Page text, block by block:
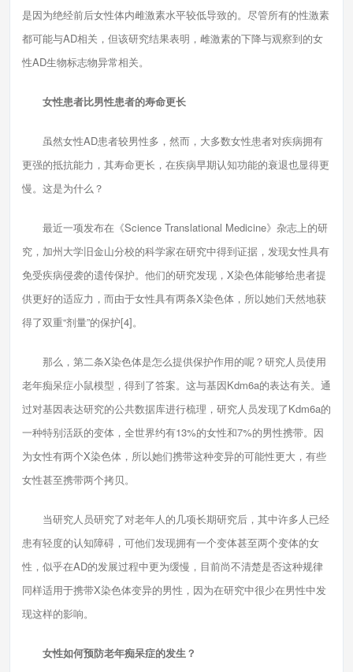
是因为绝经前后女性体内雌激素水平较低导致的。尽管所有的性激素
都可能与AD相关，但该研究结果表明，雌激素的下降与观察到的女
性AD生物标志物异常相关。
女性患者比男性患者的寿命更长
虽然女性AD患者较男性多，然而，大多数女性患者对疾病拥有
更强的抵抗能力，其寿命更长，在疾病早期认知功能的衰退也显得更
慢。这是为什么？
最近一项发布在《Science Translational Medicine》杂志上的研
究，加州大学旧金山分校的科学家在研究中得到证据，发现女性具有
免受疾病侵袭的遗传保护。他们的研究发现，X染色体能够给患者提
供更好的适应力，而由于女性具有两条X染色体，所以她们天然地获
得了双重“剂量”的保护[4]。
那么，第二条X染色体是怎么提供保护作用的呢？研究人员使用
老年痴呆症小鼠模型，得到了答案。这与基因Kdm6a的表达有关。通
过对基因表达研究的公共数据库进行梳理，研究人员发现了Kdm6a的
一种特别活跃的变体，全世界约有13%的女性和7%的男性携带。因
为女性有两个X染色体，所以她们携带这种变异的可能性更大，有些
女性甚至携带两个拷贝。
当研究人员研究了对老年人的几项长期研究后，其中许多人已经
患有轻度的认知障碍，可他们发现拥有一个变体甚至两个变体的女
性，似乎在AD的发展过程中更为缓慢，目前尚不清楚是否这种规律
同样适用于携带X染色体变异的男性，因为在研究中很少在男性中发
现这样的影响。
女性如何预防老年痴呆症的发生？